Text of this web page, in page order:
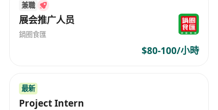
4、負責短視頻賬號的日常運營、投放，提高賬號的
粉絲量和播放數據。
任職要求
1、統招大專及以上學歷，3年以上短視頻編導經
2、有短視頻製作、TVC、抖音號賬戶內容運營經驗
者優先；
兼職
展会推广人员
鍋圈食匯
$80-100/小時
最新
Project Intern